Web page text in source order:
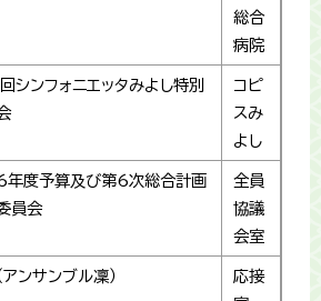
総合
病院
シンフォニエッタみよし特別
コピ
スみ
よし
年度予算及び第6次総合計画
員会
全員
協議
会室
アンサンブル凜）
応接